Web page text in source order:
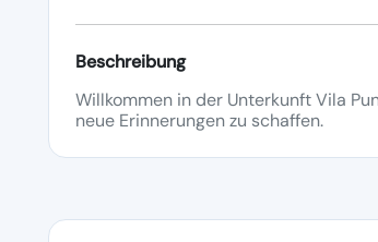
Beschreibung
Willkommen in der Unterkunft Vila
neue Erinnerungen zu schaffen.